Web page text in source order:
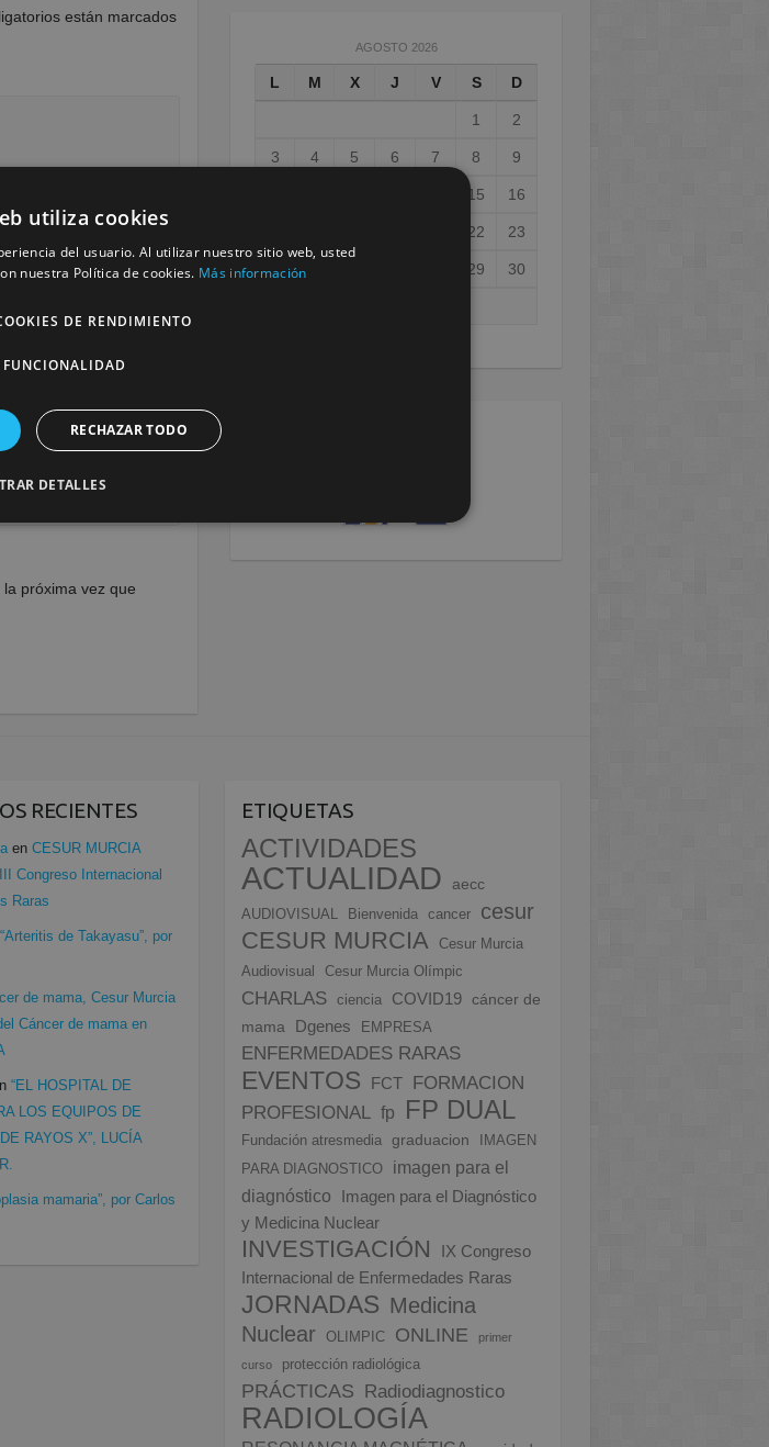
están marcados
próxima vez que
AGOSTO 2026
L M X J V S D
1 2
3 4 5 6 7 8 9
15 16
22 23
24 25 29 30
RECIENTES
enCESUR MURCIA
Congreso Internacional
Raras
“Arteritis de Takayasu”, por
de mama, Cesur Murcia
Cáncer de mama en
“EL HOSPITAL DE
LOS EQUIPOS DE
RAYOS X”, LUCÍA
mamaria”, por Carlos
ETIQUETAS
ACTIVIDADES
ACTUALIDAD aecc
AUDIOVISUAL Bienvenida cancer cesur
CESUR MURCIA
Cesur Murcia
Audiovisual
Cesur Murcia Olímpic
CHARLAS ciencia COVID19 cáncer de
mama
Dgenes EMPRESA
ENFERMEDADES RARAS
EVENTOS FCT
FORMACION
PROFESIONAL
fp FP DUAL
Fundación atresmedia graduacion
IMAGEN
PARA DIAGNOSTICO
imagen para el
diagnóstico
Imagen para el Diagnóstico
y Medicina Nuclear
INVESTIGACIÓN
IX Congreso
Internacional de Enfermedades Raras
JORNADAS Medicina
Nuclear
OLIMPIC ONLINE primer
curso protección radiológica
PRÁCTICAS Radiodiagnostico
RADIOLOGÍA
utiliza cookies
del usuario. Al utilizar nuestro sitio web, usted
nuestra Política de cookies. Más información
DE RENDIMIENTO
RECHAZAR TODO
DETALLES